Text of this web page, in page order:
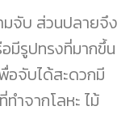
มจับ ส่วนปลายจึง
มีรูปทรงที่มากขึ้น
อจับได้สะดวกมี
ำจากโลหะ ไม้